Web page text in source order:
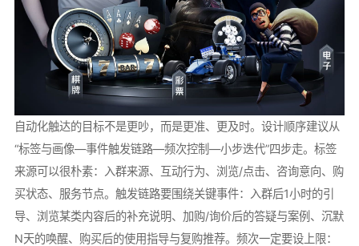
自动化触达的目标不是更吵，而是更准、更及时。设计顺序建议从
“标签与画像—事件触发链路—频次控制—小步迭代”四步走。标签
来源可以很朴素：入群来源、互动行为、浏览/点击、咨询意向、购
买状态、服务节点。触发链路要围绕关键事件：入群后1小时的引
导、浏览某类内容后的补充说明、加购/询价后的答疑与案例、沉默
N天的唤醒、购买后的使用指导与复购推荐。频次一定要设上限：